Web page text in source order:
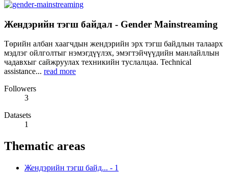
Жендэрийн тэгш байдал - Gender Mainstreaming
Төрийн албан хаагчдын жендэрийн эрх тэгш байдлын талаарх
мэдлэг ойлголтыг нэмэгдүүлэх, эмэгтэйчүүдийн манлайллын
чадавхыг сайжруулах техникийн туслалцаа. Technical
assistance... read more
Followers
3
Datasets
1
Thematic areas
Жендэрийн тэгш байд... - 1